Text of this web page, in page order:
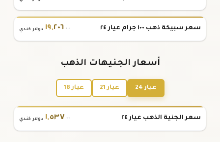
سعر سبيكة ذهب ١٠٠ جرام عيار ٢٤ ١٩,٢٠٦.٠٠ دولار كندي
أسعار الجنيهات الذهب
عيار 24 عيار 21 عيار 18
سعر الجنية الذهب عيار ٢٤ ١,٥٣٧.٠٠ دولار كندي